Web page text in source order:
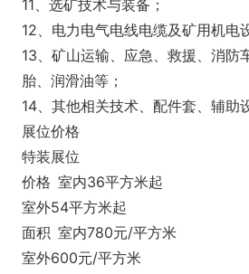
11、选矿技术与装备；
12、电力电气电线电缆及矿用机电
13、矿山运输、应急、救援、消防
胎、润滑油等；
14、其他相关技术、配件套、辅助
展位价格
特装展位
价格 室内36平方米起
室外54平方米起
面积 室内780元/平方米
室外600元/平方米